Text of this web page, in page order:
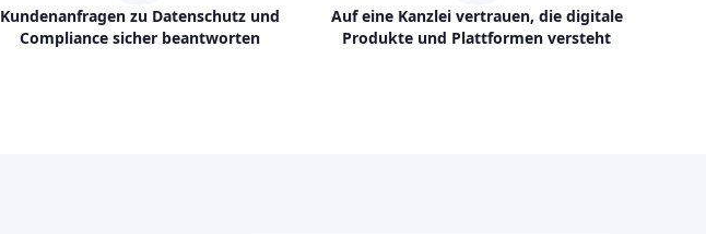
Kundenanfragen zu Datenschutz und
Compliance sicher beantworten
Auf eine Kanzlei vertrauen, die digitale
Produkte und Plattformen versteht